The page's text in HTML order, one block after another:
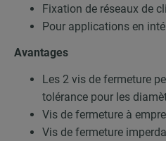
Fixation de réseaux de
Pour applications en
Avantages
Les 2 vis de fermeture
tolérance pour les
Vis de fermeture à
Vis de fermeture